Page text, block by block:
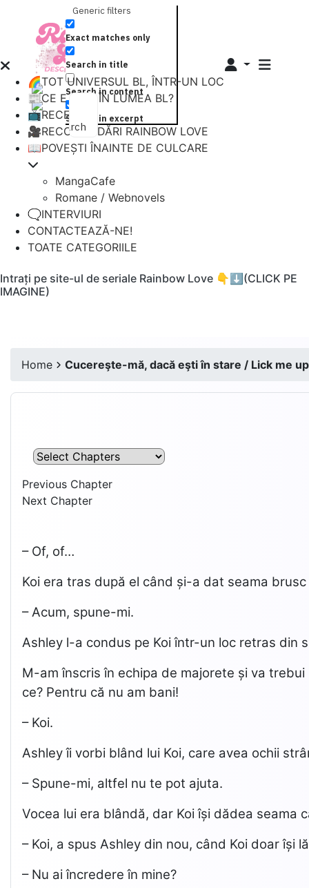
Search
Generic filters
Exact matches only
Search in title
Search in content
Search in excerpt
🌈TOT UNIVERSUL BL, ÎNTR-UN LOC
📰CE E NOU ÎN LUMEA BL?
📺RECENZII
🎥RECOMANDĂRI RAINBOW LOVE
📖POVEȘTI ÎNAINTE DE CULCARE
MangaCafe
Romane / Webnovels
🗨️INTERVIURI
CONTACTEAZĂ-NE!
TOATE CATEGORIILE
Intrați pe site-ul de seriale Rainbow Love 👇⬇️(CLICK PE
IMAGINE)
Home Cucereşte-mă, dacă eşti în stare / Lick me
Previous Chapter
Next Chapter
– Of, of…
Koi era tras după el când și-a dat seama
– Acum, spune-mi.
Ashley l-a condus pe Koi într-un loc retras din
M-am înscris în echipa de majorete și va
ce? Pentru că nu am bani!
– Koi.
Ashley îi vorbi blând lui Koi, care avea ochii
– Spune-mi, altfel nu te pot ajuta.
Vocea lui era blândă, dar Koi își dădea
– Koi, a spus Ashley din nou, când Koi doar își
– Nu ai încredere în mine?